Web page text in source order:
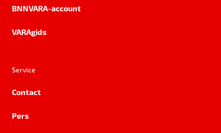
BNNVARA-account
VARAgids
Service
Contact
Pers